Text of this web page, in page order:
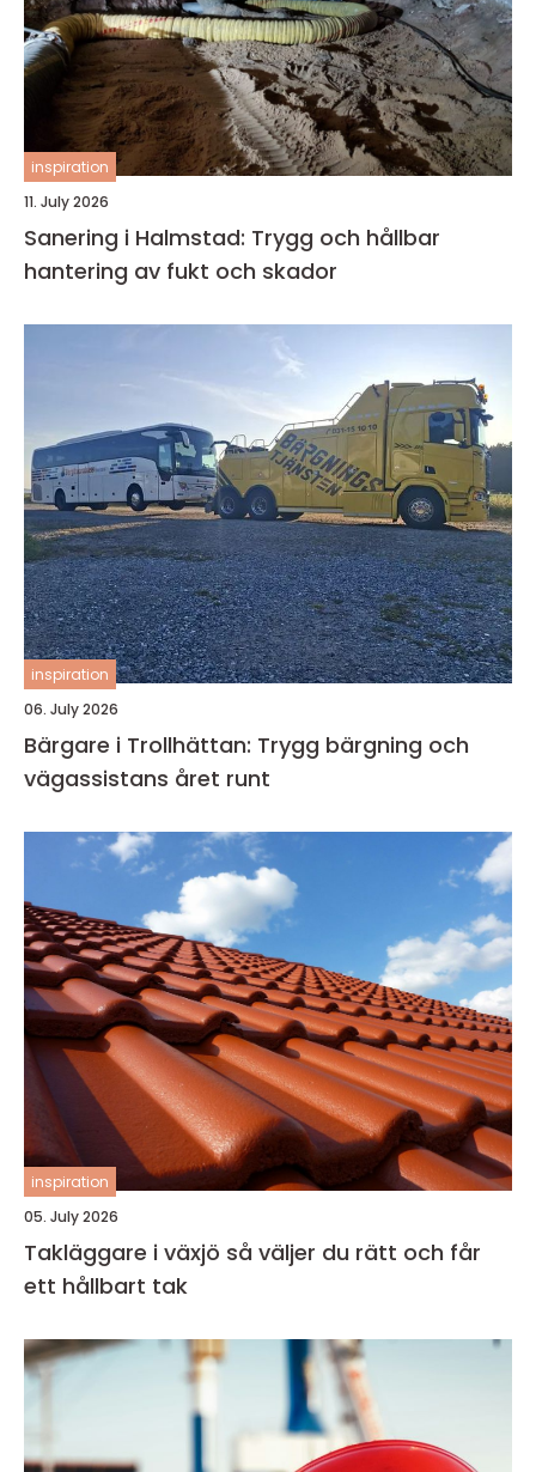
inspiration
11. July 2026
Sanering i Halmstad: Trygg och hållbar
hantering av fukt och skador
inspiration
06. July 2026
Bärgare i Trollhättan: Trygg bärgning och
vägassistans året runt
inspiration
05. July 2026
Takläggare i växjö så väljer du rätt och får
ett hållbart tak